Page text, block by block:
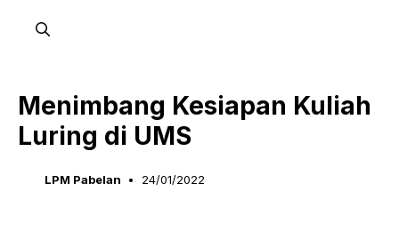
Menimbang Kesiapan Kuliah
Luring di UMS
LPM Pabelan 24/01/2022